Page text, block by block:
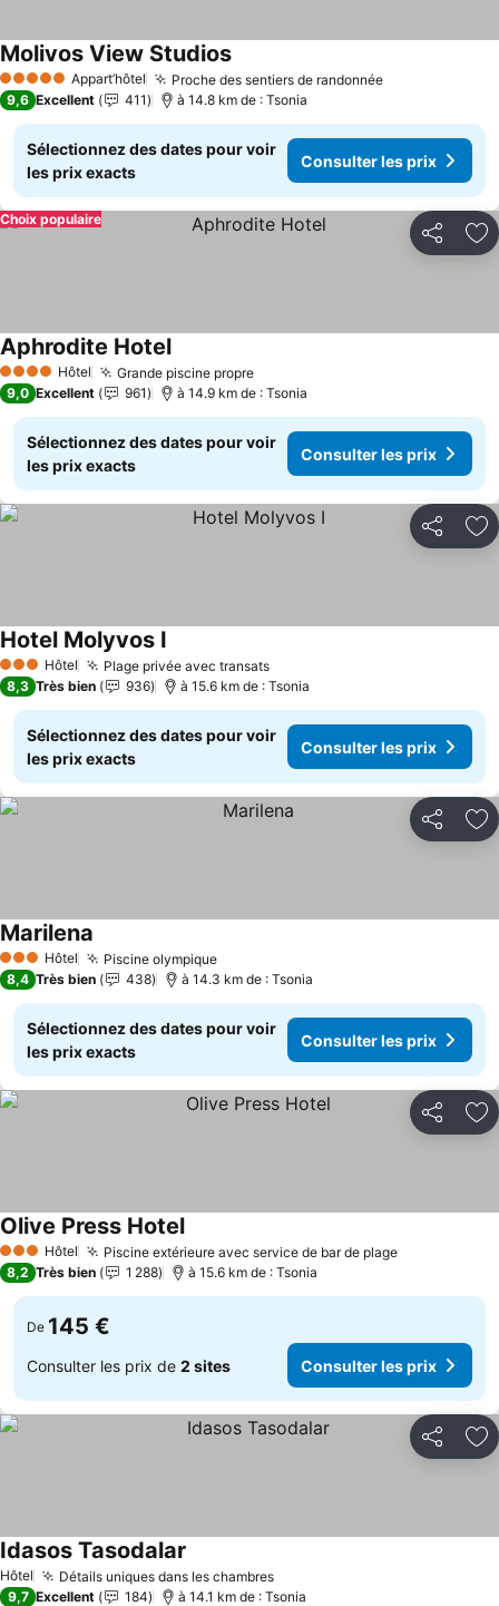
5 Étoiles Appart’hôtel Proche des sentiers de randonnée
Molivos View Studios
9,6 Excellent 411 à 14.8 km de : Tsonia
Sélectionnez des dates pour voir
les prix exacts
Consulter les prix
Partager
Choix populaire
4 Étoiles Hôtel Grande piscine propre
Aphrodite Hotel
9,0 Excellent 961 à 14.9 km de : Tsonia
Sélectionnez des dates pour voir
les prix exacts
Consulter les prix
Partager
3 ÉtoilesHôtel Plage privée avec transats
Hotel Molyvos I
8,3 Très bien 936 à 15.6 km de : Tsonia
Sélectionnez des dates pour voir
les prix exacts
Consulter les prix
Partager
3 ÉtoilesHôtel Piscine olympique
Marilena
8,4 Très bien 438 à 14.3 km de : Tsonia
Sélectionnez des dates pour voir
les prix exacts
Consulter les prix
Partager
3 ÉtoilesHôtel Piscine extérieure avec service de bar de plage
Olive Press Hotel
8,2 Très bien 1 288 à 15.6 km de : Tsonia
De 145 €
Consulter les prix de 2 sites Consulter les prix
Partager
Hôtel Détails uniques dans les chambres
Idasos Tasodalar
9,7 Excellent 184 à 14.1 km de : Tsonia